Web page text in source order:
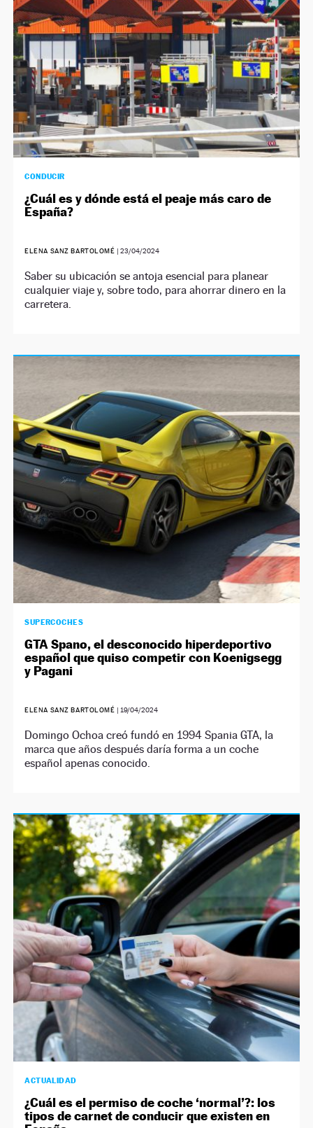
CONDUCIR
¿Cuál es y dónde está el peaje más caro de
España?
ELENA SANZ BARTOLOMÉ | 23/04/2024
Saber su ubicación se antoja esencial para planear
cualquier viaje y, sobre todo, para ahorrar dinero en la
carretera.
SUPERCOCHES
GTA Spano, el desconocido hiperdeportivo
español que quiso competir con Koenigsegg
y Pagani
ELENA SANZ BARTOLOMÉ | 19/04/2024
Domingo Ochoa creó fundó en 1994 Spania GTA, la
marca que años después daría forma a un coche
español apenas conocido.
ACTUALIDAD
¿Cuál es el permiso de coche ‘normal’?: los
tipos de carnet de conducir que existen en